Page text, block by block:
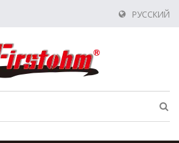
РУССКИЙ